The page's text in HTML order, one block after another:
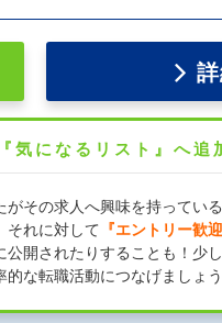
気になるリスト』へ追
がその求人へ興味を持ってい
それに対して 『エントリー歓迎
開されたりすることも！少
な転職活動につなげましょう